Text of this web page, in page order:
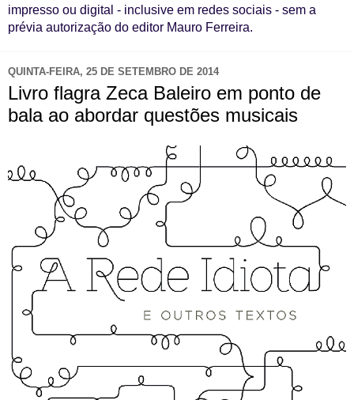
impresso ou digital - inclusive em redes sociais - sem a
prévia autorização do editor Mauro Ferreira.
QUINTA-FEIRA, 25 DE SETEMBRO DE 2014
Livro flagra Zeca Baleiro em ponto de
bala ao abordar questões musicais